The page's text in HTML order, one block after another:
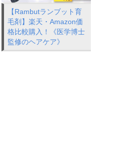
【Rambutランブット育
毛剤】楽天・Amazon価
格比較購入！《医学博士
監修のヘアケア》